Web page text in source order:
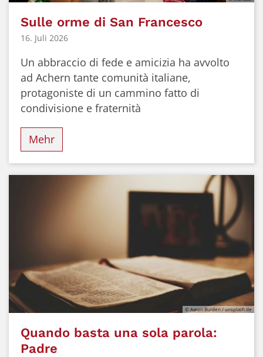
Sulle orme di San Francesco
16. Juli 2026
Un abbraccio di fede e amicizia ha avvolto
ad Achern tante comunità italiane,
protagoniste di un cammino fatto di
condivisione e fraternità
Mehr
© Aaron Burden / unsplash.de
Quando basta una sola parola:
Padre